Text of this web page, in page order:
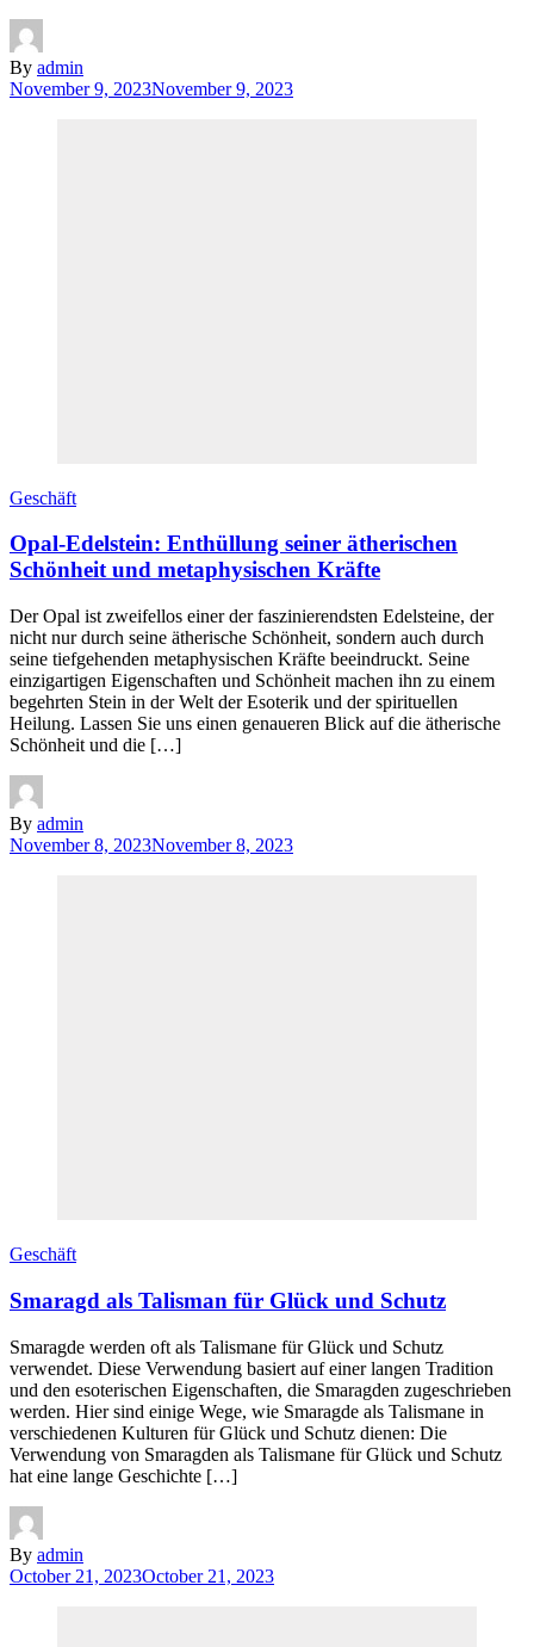
By admin
November 9, 2023November 9, 2023
Geschäft
Opal-Edelstein: Enthüllung seiner ätherischen
Schönheit und metaphysischen Kräfte
Der Opal ist zweifellos einer der faszinierendsten Edelsteine, der
nicht nur durch seine ätherische Schönheit, sondern auch durch
seine tiefgehenden metaphysischen Kräfte beeindruckt. Seine
einzigartigen Eigenschaften und Schönheit machen ihn zu einem
begehrten Stein in der Welt der Esoterik und der spirituellen
Heilung. Lassen Sie uns einen genaueren Blick auf die ätherische
Schönheit und die […]
By admin
November 8, 2023November 8, 2023
Geschäft
Smaragd als Talisman für Glück und Schutz
Smaragde werden oft als Talismane für Glück und Schutz
verwendet. Diese Verwendung basiert auf einer langen Tradition
und den esoterischen Eigenschaften, die Smaragden zugeschrieben
werden. Hier sind einige Wege, wie Smaragde als Talismane in
verschiedenen Kulturen für Glück und Schutz dienen: Die
Verwendung von Smaragden als Talismane für Glück und Schutz
hat eine lange Geschichte […]
By admin
October 21, 2023October 21, 2023